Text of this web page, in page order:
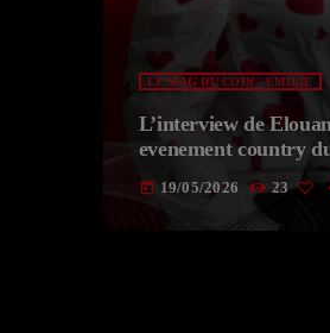
LE MAG DU COIN - EMILIE
L’interview de
evenement country
du MAG DU COIN
today 19/05/2026 23